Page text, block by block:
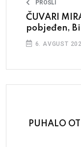
PROŠLI
ČUVARI
pobjeđen,
6. AVGUST
PUHALO